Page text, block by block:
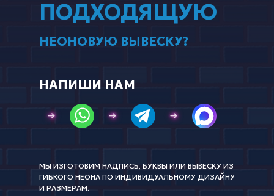
НАПИШИ НАМ
НЕОНОВУЮ ВЫВЕСКУ?
ПОДХОДЯЩУЮ
МЫ ИЗГОТОВИМ НАДПИСЬ, БУКВЫ ИЛИ ВЫВЕСКУ ИЗ
ГИБКОГО НЕОНА ПО ИНДИВИДУАЛЬНОМУ ДИЗАЙНУ
И РАЗМЕРАМ.